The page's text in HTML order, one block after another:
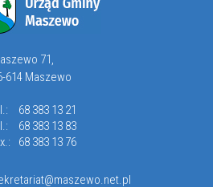
71,
614 Maszewo
68 383 13 21
68 383 13 83
68 383 13 76